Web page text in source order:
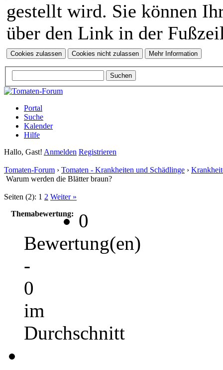
gestellt wird. Sie können
über den Link in der
Portal
Suche
Kalender
Hilfe
Hallo, Gast! Anmelden Registrieren
Tomaten-Forum › Tomaten - Krankheiten und Schädlinge ›
Warum werden die Blätter braun?
Seiten (2): 1 2 Weiter »
Themabewertung:
0
Bewertung(en)
-
0
im
Durchschnitt